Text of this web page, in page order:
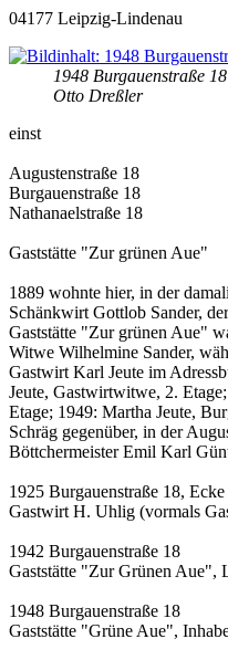
04177 Leipzig-Lindenau
1948 Burgauenstraße
Otto Dreßler
einst
Augustenstraße 18
Burgauenstraße 18
Nathanaelstraße 18
Gaststätte "Zur grünen Aue"
1889 wohnte hier, in der
Schänkwirt Gottlob Sander,
Gaststätte "Zur grünen Aue"
Witwe Wilhelmine Sander,
Gastwirt Karl Jeute im
Jeute, Gastwirtwitwe, 2.
Etage; 1949: Martha Jeute,
Schräg gegenüber, in der
Böttchermeister Emil Karl
1925 Burgauenstraße 18,
Gastwirt H. Uhlig (vormals
1942 Burgauenstraße 18
Gaststätte "Zur Grünen Aue",
1948 Burgauenstraße 18
Gaststätte "Grüne Aue",